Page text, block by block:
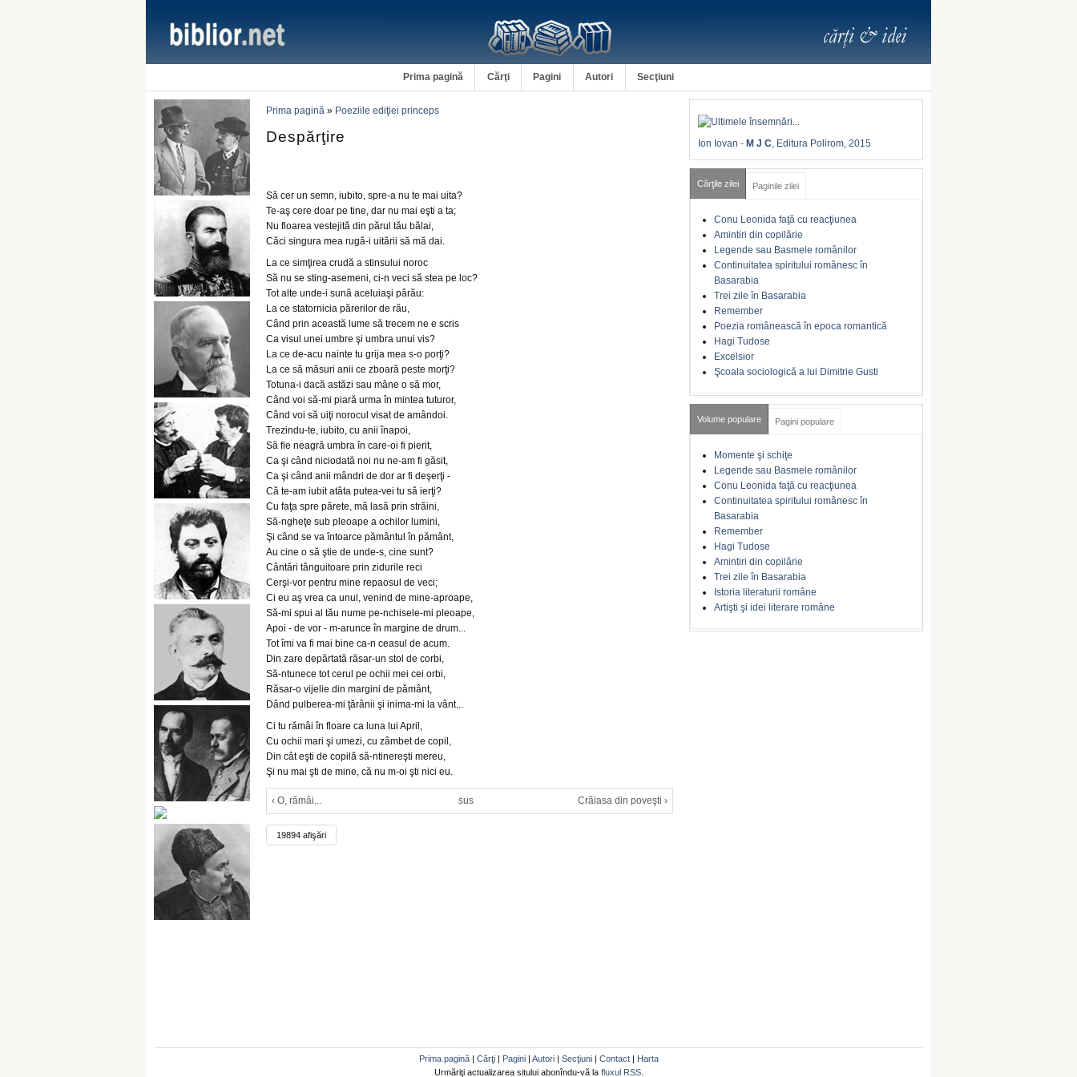
Prima pagină Cărţi Pagini Autori Secţiuni
Prima pagină » Poeziile ediţiei princeps
Despărţire
Să cer un semn, iubito, spre-a nu te mai uita?
Te-aş cere doar pe tine, dar nu mai eşti a ta;
Nu floarea vestejită din părul tău bălai,
Căci singura mea rugă-i uitării să mă dai.
La ce simţirea crudă a stinsului noroc
Să nu se sting-asemeni, ci-n veci să stea pe loc?
Tot alte unde-i sună aceluiaşi pârău:
La ce statornicia părerilor de rău,
Când prin această lume să trecem ne e scris
Ca visul unei umbre şi umbra unui vis?
La ce de-acu nainte tu grija mea s-o porţi?
La ce să măsuri anii ce zboară peste morţi?
Totuna-i dacă astăzi sau mâne o să mor,
Când voi să-mi piară urma în mintea tuturor,
Când voi să uiţi norocul visat de amândoi.
Trezindu-te, iubito, cu anii înapoi,
Să fie neagră umbra în care-oi fi pierit,
Ca şi când niciodată noi nu ne-am fi găsit,
Ca şi când anii mândri de dor ar fi deşerţi -
Că te-am iubit atâta putea-vei tu să ierţi?
Cu faţa spre părete, mă lasă prin străini,
Să-ngheţe sub pleoape a ochilor lumini,
Şi când se va întoarce pământul în pământ,
Au cine o să ştie de unde-s, cine sunt?
Cântări tânguitoare prin zidurile reci
Cerşi-vor pentru mine repaosul de veci;
Ci eu aş vrea ca unul, venind de mine-aproape,
Să-mi spui al tău nume pe-nchisele-mi pleoape,
Apoi - de vor - m-arunce în margine de drum...
Tot îmi va fi mai bine ca-n ceasul de acum.
Din zare depărtată răsar-un stol de corbi,
Să-ntunece tot cerul pe ochii mei cei orbi,
Răsar-o vijelie din margini de pământ,
Dând pulberea-mi ţărânii şi inima-mi la vânt...
Ci tu rămâi în floare ca luna lui April,
Cu ochii mari şi umezi, cu zâmbet de copil,
Din cât eşti de copilă să-ntinereşti mereu,
Şi nu mai şti de mine, că nu m-oi şti nici eu.
‹ O, rămâi... sus Crăiasa din poveşti ›
19894 afişări
Ion Iovan - M J C, Editura Polirom, 2015
Cărţile zilei Paginile zilei
Conu Leonida faţă cu reacţiunea
Amintiri din copilărie
Legende sau Basmele românilor
Continuitatea spiritului românesc în
Basarabia
Trei zile în Basarabia
Remember
Poezia românească în epoca romantică
Hagi Tudose
Excelsior
Şcoala sociologică a lui Dimitrie Gusti
Volume populare Pagini populare
Momente şi schiţe
Legende sau Basmele românilor
Conu Leonida faţă cu reacţiunea
Continuitatea spiritului românesc în
Basarabia
Remember
Hagi Tudose
Amintiri din copilărie
Trei zile în Basarabia
Istoria literaturii române
Artişti şi idei literare române
Prima pagină| Cărţi| Pagini| Autori| Secţiuni| Contact| Harta
Urmăriţi actualizarea sitului abonîndu-vă la fluxul RSS.